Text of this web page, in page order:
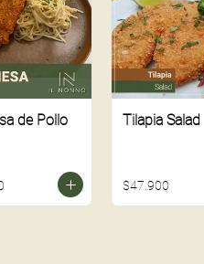
de Pollo Tilapia Salad
$47.900